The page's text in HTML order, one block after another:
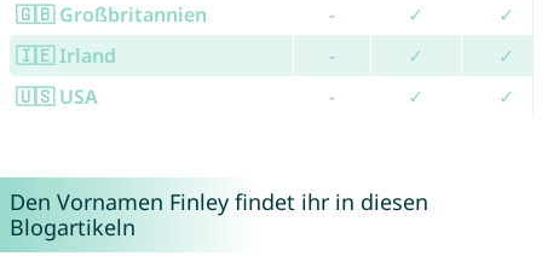
🇬🇧 Großbritannien
- ✓
✓
🇮🇪 Irland
- ✓
✓
🇺🇸 USA
- ✓ ✓
Den Vornamen Finley findet ihr in diesen
Blogartikeln